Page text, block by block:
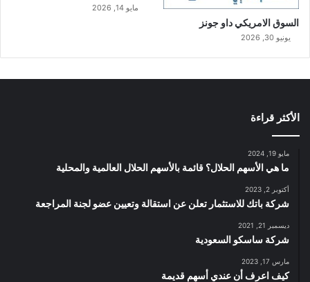
السوق الامريكي داو جونز
يونيو 30, 2026
مايو 14, 2026
الأكثر قراءة
مايو 19, 2024
ما هي الأسهم الحلال؟ قائمة بالأسهم الحلال العالمية والمحلية
أكتوبر 2, 2023
شركة باتك للاستثمار تعلن عن استقالة وتعيين عضو لجنة المراجعة
ديسمبر 21, 2021
شركة ساسكو السعودية
مارس 17, 2023
كيف اعرف أن عندي أسهم قديمة